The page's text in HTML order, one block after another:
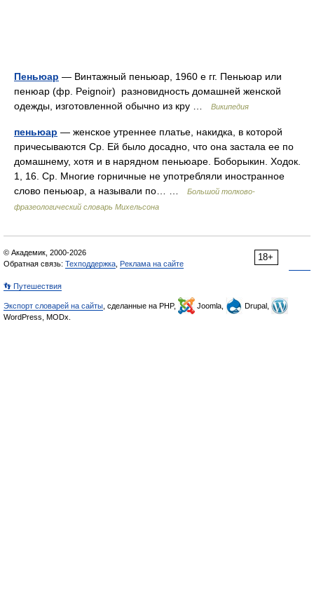
Пеньюар — Винтажный пеньюар, 1960 е гг. Пеньюар или
пенюар (фр. Peignoir) разновидность домашней женской
одежды, изготовленной обычно из кру …
Википедия
пеньюар — женское утреннее платье, накидка, в которой
причесываются Ср. Ей было досадно, что она застала ее по
домашнему, хотя и в нарядном пеньюаре. Боборыкин. Ходок.
1, 16. Ср. Многие горничные не употребляли иностранное
слово пеньюар, а называли по… …
Большой толково-
фразеологический словарь Михельсона
18+
© Академик, 2000-2026
Обратная связь: Техподдержка Реклама на сайте
👣 Путешествия
Экспорт словарей на сайты , сделанные на PHP, Joomla,
Drupal,
WordPress, MODx.